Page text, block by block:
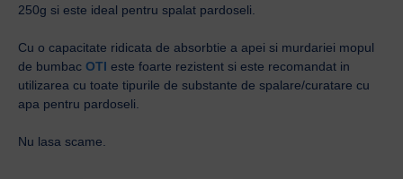
250g si este ideal pentru spalat pardoseli.
Cu o capacitate ridicata de absorbtie a apei si murdariei mopul
de bumbac OTI este foarte rezistent si este recomandat in
utilizarea cu toate tipurile de substante de spalare/curatare cu
apa pentru pardoseli.
Nu lasa scame.